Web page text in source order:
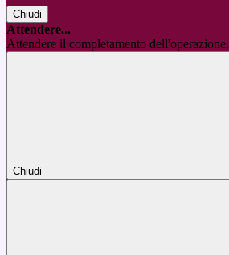
Chiudi
Attendere...
Attendere il completamento
Chiudi